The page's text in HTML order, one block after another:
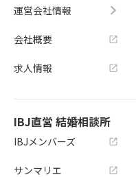
運営会社情報
会社概要
求人情報
IBJ直営 結婚相談所
IBJメンバーズ
サンマリエ